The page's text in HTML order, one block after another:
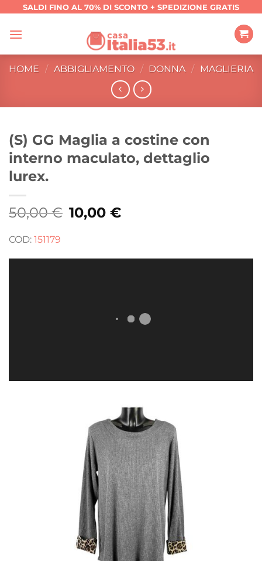
contenuti
SALDI FINO AL 70% DI SCONTO + SPEDIZIONE GRATIS
HOME / ABBIGLIAMENTO / DONNA / MAGLIERIA
(S) GG Maglia a costine con
interno maculato, dettaglio
lurex.
50,00€ Il
prezzo
10,00€Il
prezzo
COD: 151179